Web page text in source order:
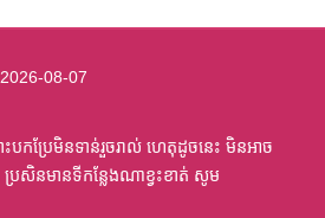
2026-08-07
បកប្រែមិនទាន់រួចរាល់ ហេតុដូចនេះ មិនអាច
ា ប្រសិនមានទីកន្លែងណាខ្វះខាត់ សូម